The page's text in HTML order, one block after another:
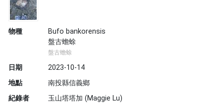
物種
Bufo bankorensis
盤古蟾蜍
盤古蟾蜍
日期
2023-10-14
地點
南投縣信義鄉
紀錄者
玉山塔塔加 (Maggie Lu)